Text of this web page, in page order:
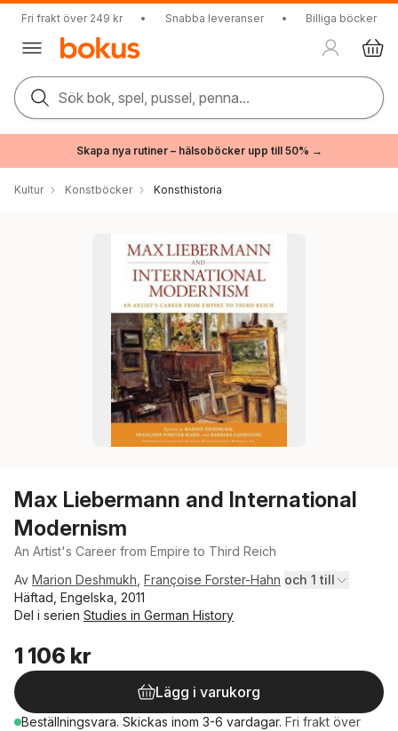
Fri frakt över 249 kr • Snabba leveranser • Billiga böcker
Sök bok, spel, pussel, penna...
Skapa nya rutiner – hälsoböcker upp till 50% →
Kultur Konstböcker Konsthistoria
Max Liebermann and International
Modernism
An Artist's Career from Empire to Third Reich
Av Marion Deshmukh Françoise Forster-Hahn och 1 till
Häftad, Engelska, 2011
Del i serien Studies in German History
1 106 kr
Lägg i varukorg
Beställningsvara. Skickas inom 3-6 vardagar. Fri frakt över